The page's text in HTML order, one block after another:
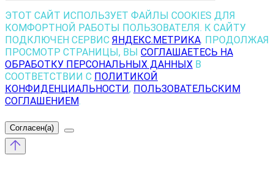
ЭТОТ САЙТ ИСПОЛЬЗУЕТ ФАЙЛЫ COOKIES ДЛЯ
КОМФОРТНОЙ РАБОТЫ ПОЛЬЗОВАТЕЛЯ. К САЙТУ
ПОДКЛЮЧЕН СЕРВИС ЯНДЕКС.МЕТРИКА. ПРОДОЛЖАЯ
ПРОСМОТР СТРАНИЦЫ, ВЫ СОГЛАШАЕТЕСЬ НА
ОБРАБОТКУ ПЕРСОНАЛЬНЫХ ДАННЫХ В
СООТВЕТСТВИИ С ПОЛИТИКОЙ
КОНФИДЕНЦИАЛЬНОСТИ, ПОЛЬЗОВАТЕЛЬСКИМ
СОГЛАШЕНИЕМ.
Согласен(а)